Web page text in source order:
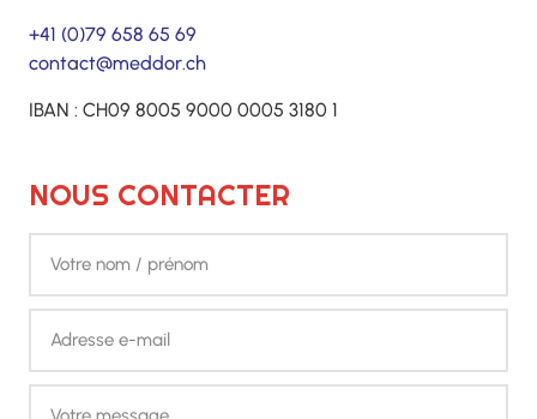
+41 (0)79 658 65 69
contact@meddor.ch
IBAN : CH09 8005 9000 0005 3180 1
NOUS CONTACTER